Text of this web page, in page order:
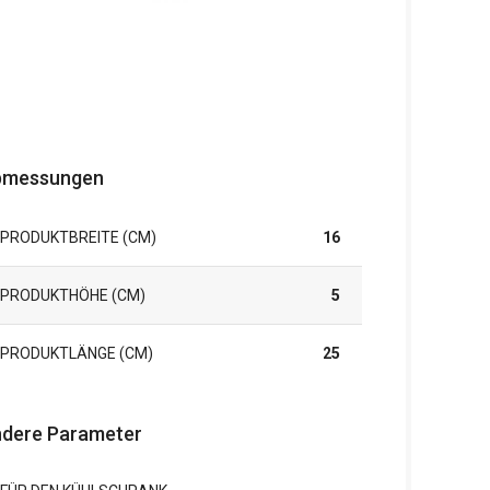
PRODUKTBREITE (CM) 16
PRODUKTHÖHE (CM) 5
PRODUKTLÄNGE (CM) 25
Parameter